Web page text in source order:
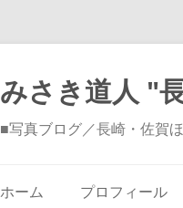
みさき道人 "
■写真ブログ／長崎・佐賀
ホーム プロフィール